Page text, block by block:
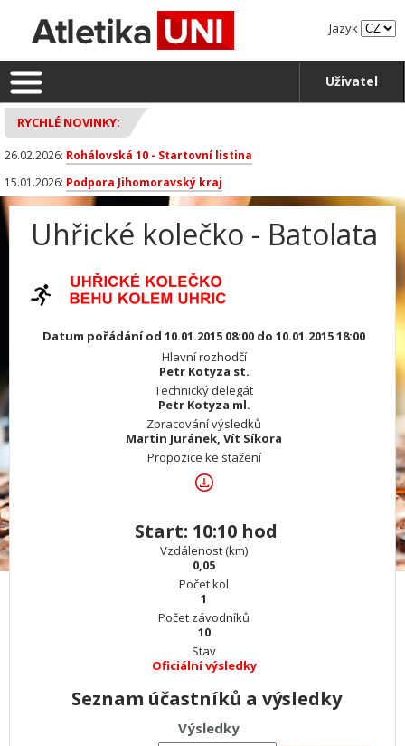
Jazyk
Uživatel
RYCHLÉ NOVINKY:
26.02.2026: Rohálovská 10 - Startovní listina
15.01.2026: Podpora Jihomoravský kraj
Uhřické kolečko - Batolata
Datum pořádání od 10.01.2015 08:00 do 10.01.2015 18:00
Hlavní rozhodčí
Petr Kotyza st.
Technický delegát
Petr Kotyza ml.
Zpracování výsledků
Martin Juránek, Vít Síkora
Propozice ke stažení
Start: 10:10 hod
Vzdálenost (km)
0,05
Počet kol
1
Počet závodníků
10
Stav
Oficiální výsledky
Seznam účastníků a výsledky
Výsledky